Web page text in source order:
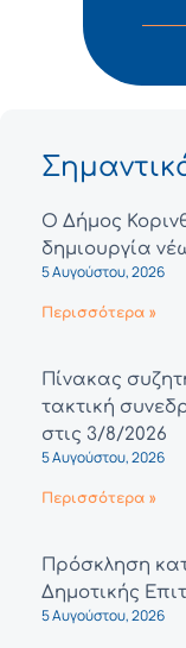
Ο Δήμος
δημιουργία
5 Αυγούστου, 2026
Περισσότερα »
Πίνακας
τακτική
στις 3/8/2026
5 Αυγούστου, 2026
Περισσότερα »
Πρόσκληση
Δημοτικής
5 Αυγούστου, 2026